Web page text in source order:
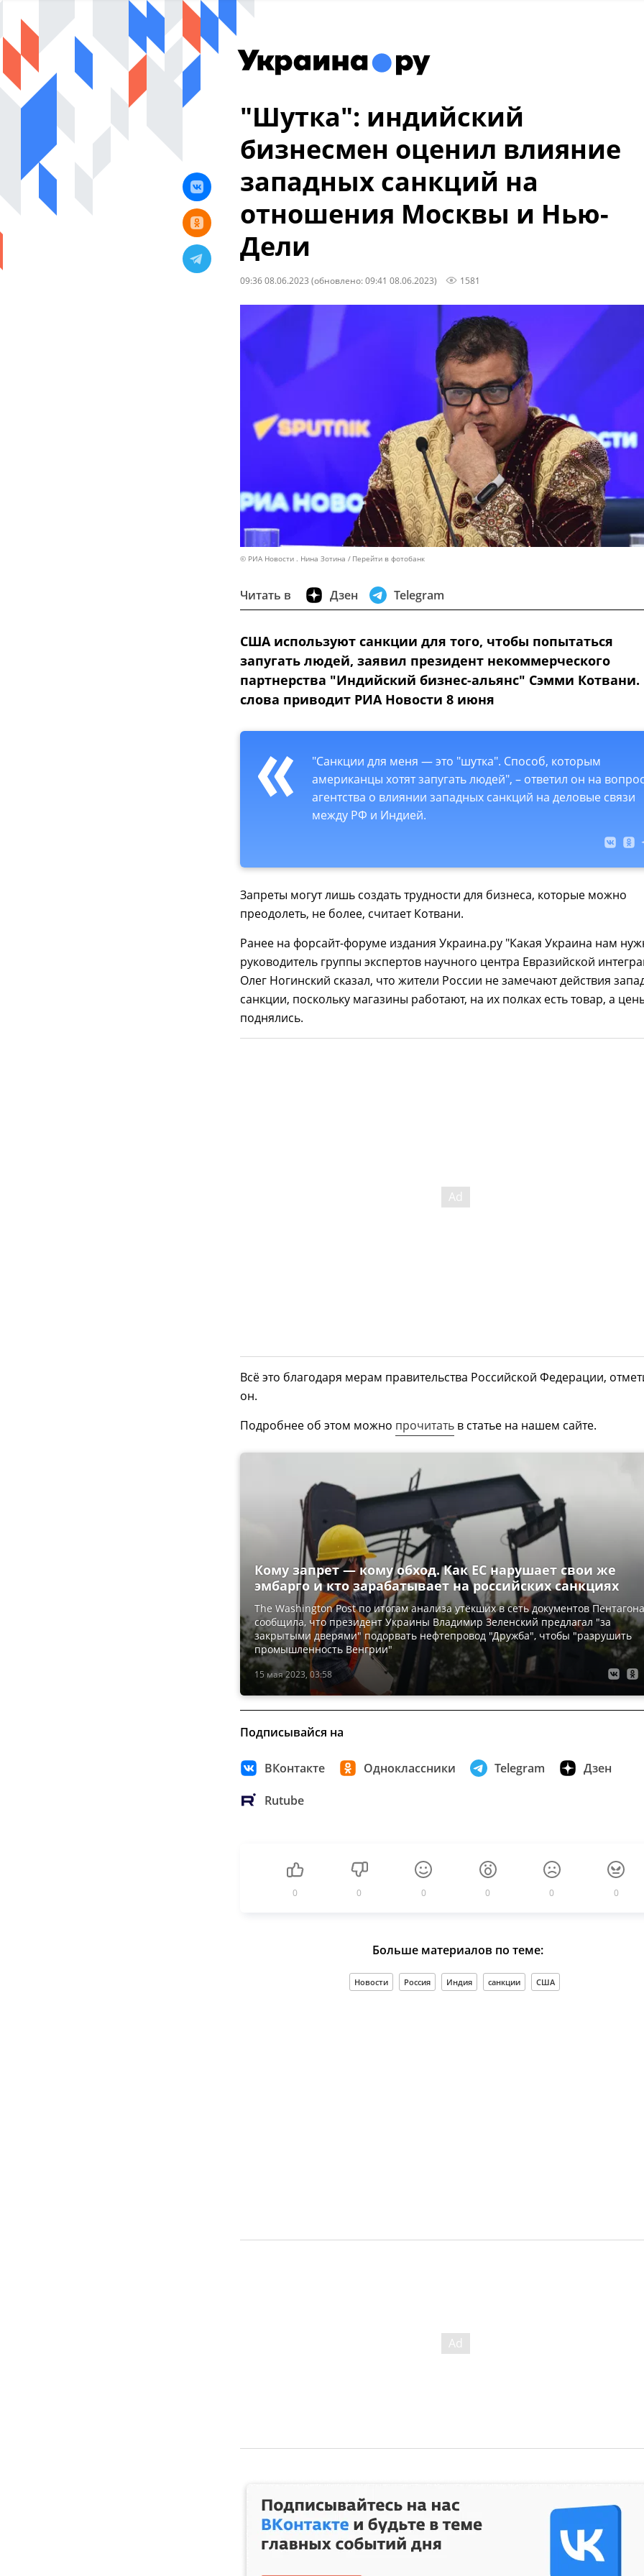
"Шутка": индийский
бизнесмен оценил влияние
западных санкций на
отношения Москвы и Нью-
Дели
09:36 08.06.2023 (обновлено: 09:41 08.06.2023) 1581
© РИА Новости . Нина Зотина Перейти в фотобанк
Читать в Дзен Telegram
США используют санкции для того, чтобы попытаться
запугать людей, заявил президент некоммерческого
партнерства "Индийский бизнес-альянс" Сэмми Котвани.
слова приводит РИА Новости 8 июня
"Санкции для меня — это "шутка". Способ, которым
американцы хотят запугать людей", – ответил он на
агентства о влиянии западных санкций на деловые связи
между РФ и Индией.
Запреты могут лишь создать трудности для бизнеса, которые можно
преодолеть, не более, считает Котвани.
Ранее на форсайт-форуме издания Украина.ру "Какая Украина нам
руководитель группы экспертов научного центра Евразийской
Олег Ногинский сказал, что жители России не замечают действия
санкции, поскольку магазины работают, на их полках есть товар, а
поднялись.
Всё это благодаря мерам правительства Российской Федерации,
он.
Подробнее об этом можно прочитать в статье на нашем сайте.
15 мая 2023, 03:58
Кому запрет — кому обход. Как ЕС нарушает свои же
эмбарго и кто зарабатывает на российских санкциях
The Washington Post по итогам анализа утёкших в сеть документов Пентагона
сообщила, что президент Украины Владимир Зеленский предлагал "за
закрытыми дверями" подорвать нефтепровод "Дружба", чтобы "разрушить
промышленность Венгрии"
Подписывайся на
ВКонтакте Одноклассники Telegram Дзен
Rutube
0 0 0 0 0 0
Больше материалов по теме:
Новости Россия Индия санкции США